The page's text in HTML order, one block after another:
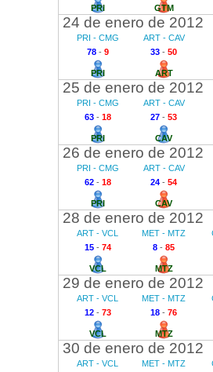
PRI GTM
24 de enero de 2012
PRI - CMG
78- 9
PRI
ART - CAV
33 - 50
ART
25 de enero de 2012
PRI - CMG
63- 18
PRI
ART - CAV
27 - 53
CAV
26 de enero de 2012
PRI - CMG
62- 18
PRI
ART - CAV
24 - 54
CAV
28 de enero de 2012
ART - VCL
15- 74
VCL
MET - MTZ
8 - 85
MTZ
29 de enero de 2012
ART - VCL
12- 73
VCL
MET - MTZ
18 - 76
MTZ
30 de enero de 2012
ART - VCL
MET - MTZ